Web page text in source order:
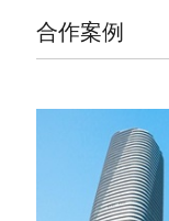
合作案例